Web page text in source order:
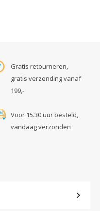
Gratis retourneren,
gratis verzending vanaf
199,-
Voor 15.30 uur besteld,
vandaag verzonden